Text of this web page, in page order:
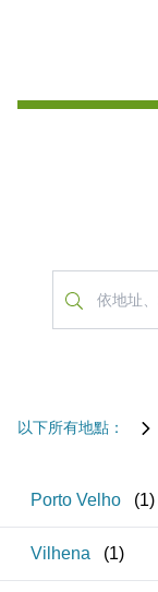
以下所有地點：
Porto Velho (1)
Vilhena (1)